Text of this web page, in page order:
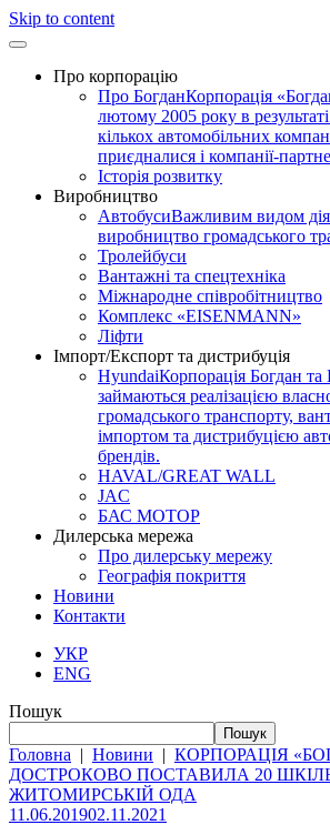
Skip to content
Про корпорацію
Про БогданКорпорація
лютому 2005 року в
кількох автомобільних
приєдналися і компанії-
Історія розвитку
Виробництво
АвтобусиВажливим видом
виробництво громадського
Тролейбуси
Вантажні та спецтехніка
Міжнародне співробітництво
Комплекс «EISENMANN»
Ліфти
Імпорт/Експорт та дистрибуція
HyundaiКорпорація Богдан та
займаються реалізацією
громадського транспорту,
імпортом та дистрибуцією
брендів.
HAVAL/GREAT WALL
JAC
БАС МОТОР
Дилерська мережа
Про дилерську мережу
Географія покриття
Новини
Контакти
УКР
ENG
Пошук
Пошук
Головна | Новини | КОРПОРАЦІЯ
ДОСТРОКОВО ПОСТАВИЛА 20
ЖИТОМИРСЬКІЙ ОДА
11.06.201902.11.2021